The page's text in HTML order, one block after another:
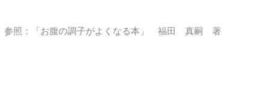
参照：「お腹の調子がよくなる本」 福田 真嗣 著